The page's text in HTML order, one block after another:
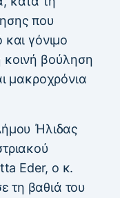
που
και γόνιμο
κοινή βούληση
μακροχρόνια
Ήλιδας
Eder, ο κ.
τη βαθιά του